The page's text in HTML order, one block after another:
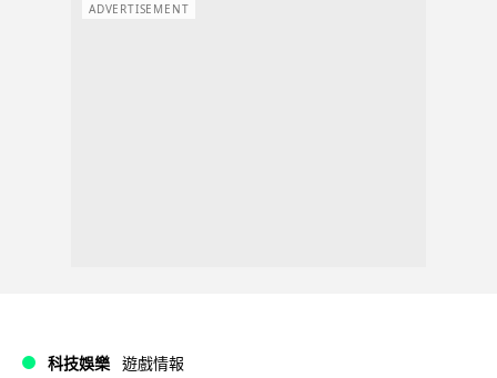
ADVERTISEMENT
科技娛樂 遊戲情報